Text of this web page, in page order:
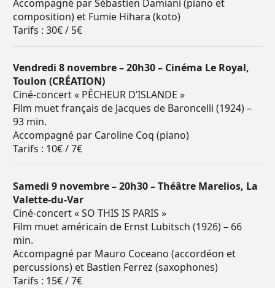
Accompagné par Sébastien Damiani (piano et
composition) et Fumie Hihara (koto)
Tarifs : 30€ / 5€
Vendredi 8 novembre – 20h30 – Cinéma Le Royal,
Toulon (CRÉATION)
Ciné-concert « PÊCHEUR D’ISLANDE »
Film muet français de Jacques de Baroncelli (1924) –
93 min.
Accompagné par Caroline Coq (piano)
Tarifs : 10€ / 7€
Samedi 9 novembre – 20h30 – Théâtre Marelios, La
Valette-du-Var
Ciné-concert « SO THIS IS PARIS »
Film muet américain de Ernst Lubitsch (1926) – 66
min.
Accompagné par Mauro Coceano (accordéon et
percussions) et Bastien Ferrez (saxophones)
Tarifs : 15€ / 7€